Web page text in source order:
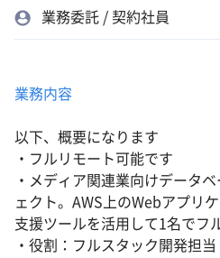
業務委託 / 契約社員
業務内容
以下、概要になります
・フルリモート可能です
・メディア関連業向けデータ
ェクト。AWS上のWebアプリ
支援ツールを活用して1名でフ
・役割：フルスタック開発担当